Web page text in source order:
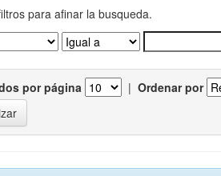
para afinar la busqueda.
por página | Ordenar por